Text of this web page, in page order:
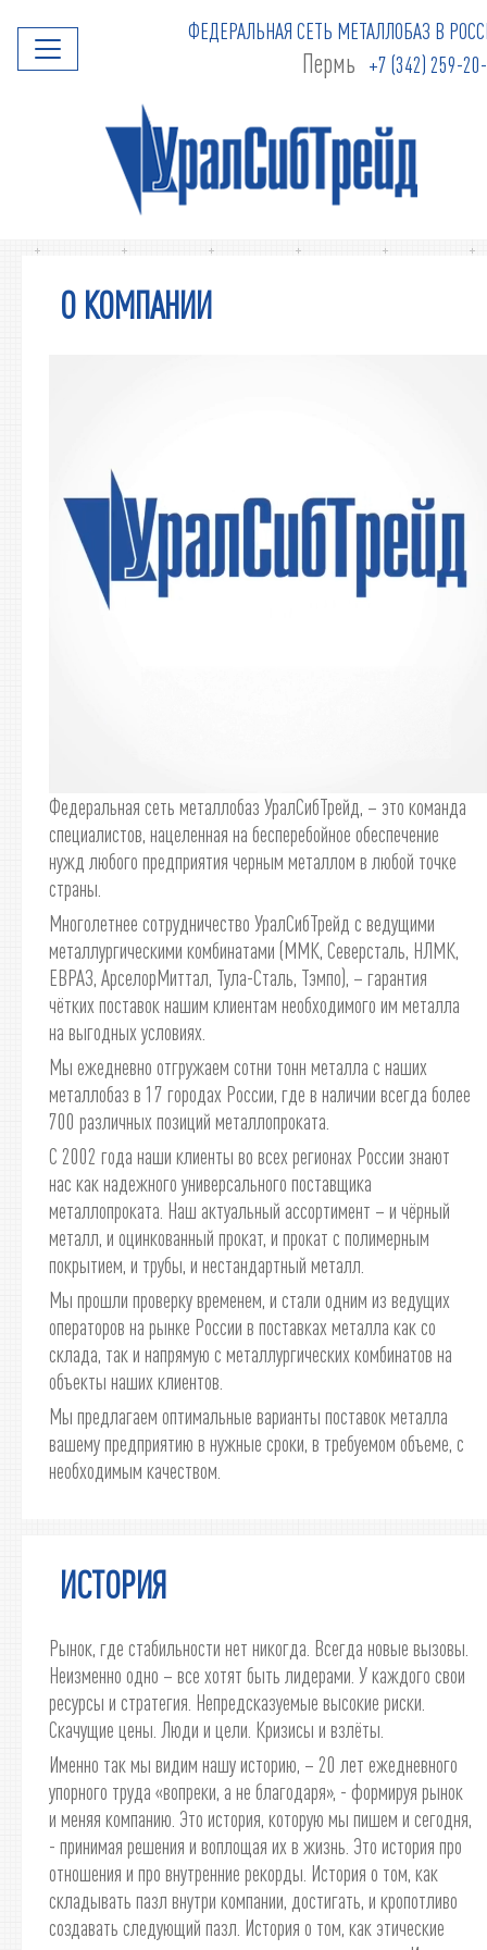
ФЕДЕРАЛЬНАЯ СЕТЬ МЕТАЛЛОБАЗ В
Пермь +7 (342) 259-
О КОМПАНИИ
Федеральная сеть металлобаз УралСибТрейд, – это команда
специалистов, нацеленная на бесперебойное обеспечение
нужд любого предприятия черным металлом в любой точке
страны.
Многолетнее сотрудничество УралСибТрейд с ведущими
металлургическими комбинатами (ММК, Северсталь, НЛМК,
ЕВРАЗ, АрселорМиттал, Тула-Сталь, Тэмпо), – гарантия
чётких поставок нашим клиентам необходимого им металла
на выгодных условиях.
Мы ежедневно отгружаем сотни тонн металла с наших
металлобаз в 17 городах России, где в наличии всегда более
700 различных позиций металлопроката.
С 2002 года наши клиенты во всех регионах России знают
нас как надежного универсального поставщика
металлопроката. Наш актуальный ассортимент – и чёрный
металл, и оцинкованный прокат, и прокат с полимерным
покрытием, и трубы, и нестандартный металл.
Мы прошли проверку временем, и стали одним из ведущих
операторов на рынке России в поставках металла как со
склада, так и напрямую с металлургических комбинатов на
объекты наших клиентов.
Мы предлагаем оптимальные варианты поставок металла
вашему предприятию в нужные сроки, в требуемом объеме, с
необходимым качеством.
ИСТОРИЯ
Рынок, где стабильности нет никогда. Всегда новые вызовы.
Неизменно одно – все хотят быть лидерами. У каждого свои
ресурсы и стратегия. Непредсказуемые высокие риски.
Скачущие цены. Люди и цели. Кризисы и взлёты.
Именно так мы видим нашу историю, – 20 лет ежедневного
упорного труда «вопреки, а не благодаря», - формируя рынок
и меняя компанию. Это история, которую мы пишем и сегодня,
- принимая решения и воплощая их в жизнь. Это история про
отношения и про внутренние рекорды. История о том, как
складывать пазл внутри компании, достигать, и кропотливо
создавать следующий пазл. История о том, как этические